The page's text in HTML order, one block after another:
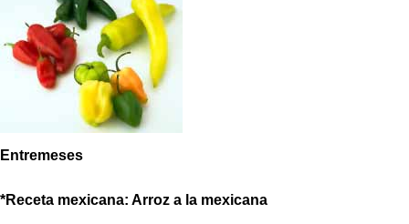
Entremeses
*Receta mexicana: Arroz a la mexicana